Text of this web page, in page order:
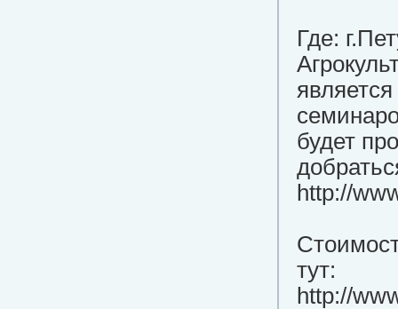
Где:
будет
http://
тут:
http://